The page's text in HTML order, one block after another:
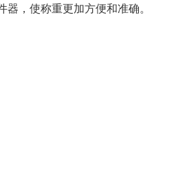
，使称重更加方便和准确。